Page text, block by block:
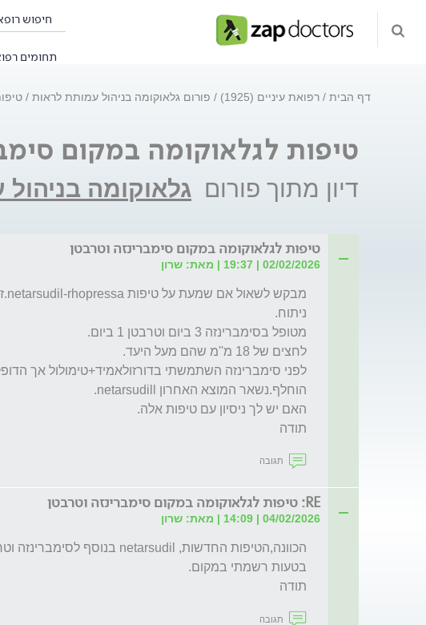
חיפוש
תחומים
דף הבית רפואת עיניים (1925) פורום גלאוקומה בניהול עמותת לראות
טיפות לגלאוקומה במקום
דיון מתוך פורום גלאוקומה
טיפות לגלאוקומה במקום סימברינזה וטרבטן
02/02/2026 | 19:37 | מאת: שרון
תודה
תגובה
RE: טיפות לגלאוקומה במקום סימברינזה וטרבטן
04/02/2026 | 14:09 | מאת: שרון
תודה
תגובה